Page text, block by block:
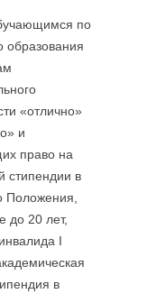
по
образования
«отлично»
и
право на
стипендии в
Положения,
до 20 лет,
I
в